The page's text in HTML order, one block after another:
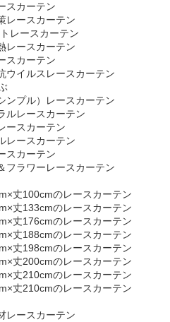
スカーテン
レースカーテン
レースカーテン
レースカーテン
スカーテン
ウイルスレースカーテン
ンプル）レースカーテン
ルレースカーテン
ースカーテン
レースカーテン
スカーテン
フラワーレースカーテン
丈100cmのレースカーテン
丈133cmのレースカーテン
丈176cmのレースカーテン
丈188cmのレースカーテン
丈198cmのレースカーテン
丈200cmのレースカーテン
丈210cmのレースカーテン
丈210cmのレースカーテン
レースカーテン